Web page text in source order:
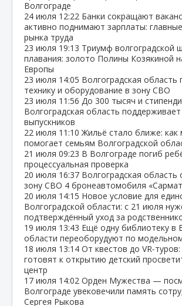
Волгограде
24 июля 12:22 Банки сокращают
активно поднимают зарплаты:
рынка труда
23 июля 19:13 Триумф волгоградской
плавания: золото Полины Козякиной
Европы
23 июля 14:05 Волгоградская область
технику и оборудование в зону СВО
23 июля 11:56 До 300 тысяч и
Волгоградская область
выпускников
22 июля 11:10 Жильё стало ближе: как
помогает семьям Волгоградской
21 июля 09:23 В Волгограде погиб
процессуальная проверка
20 июля 16:37 Волгоградская область
зону СВО 4 бронеавтомобиля
20 июля 14:15 Новое условие для
Волгоградской области: с 21 июля
подтверждённый уход за
19 июля 13:43 Ещё одну библиотеку в
области переоборудуют по
18 июля 13:14 От квестов до
готовят к открытию детский
центр
17 июля 14:02 Орден Мужества —
Волгограде увековечили память
Сергея Рыкова